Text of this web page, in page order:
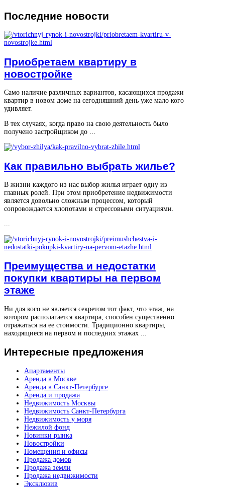
Последние новости
Приобретаем квартиру в
новостройке
Само наличие различных вариантов, касающихся продажи
квартир в новом доме на сегодняшний день уже мало кого
удивляет.
В тех случаях, когда право на свою деятельность было
получено застройщиком до ...
Как правильно выбрать жилье?
В жизни каждого из нас выбор жилья играет одну из
главных ролей. При этом приобретение недвижимости
является довольно сложным процессом, который
сопровождается хлопотами и стрессовыми ситуациями.
...
Преимущества и недостатки
покупки квартиры на первом
этаже
Ни для кого не является секретом тот факт, что этаж, на
котором располагается квартира, способен существенно
отражаться на ее стоимости. Традиционно квартиры,
находящиеся на первом и последних этажах ...
Интересные предложения
Апартаменты
Аренда в Москве
Аренда в Санкт-Петербурге
Аренда и продажа
Недвижимость Москвы
Недвижимость Санкт-Петербурга
Недвижимость у моря
Нежилой фонд
Новинки рынка
Новостройки
Помещения и офисы
Продажа домов
Продажа земли
Продажа недвижимости
Эксклюзив